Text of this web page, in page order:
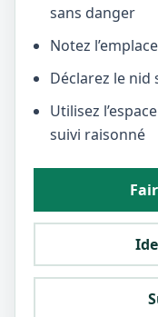
sans danger
Notez
Déclarez le nid
Utilisez
suivi raisonné